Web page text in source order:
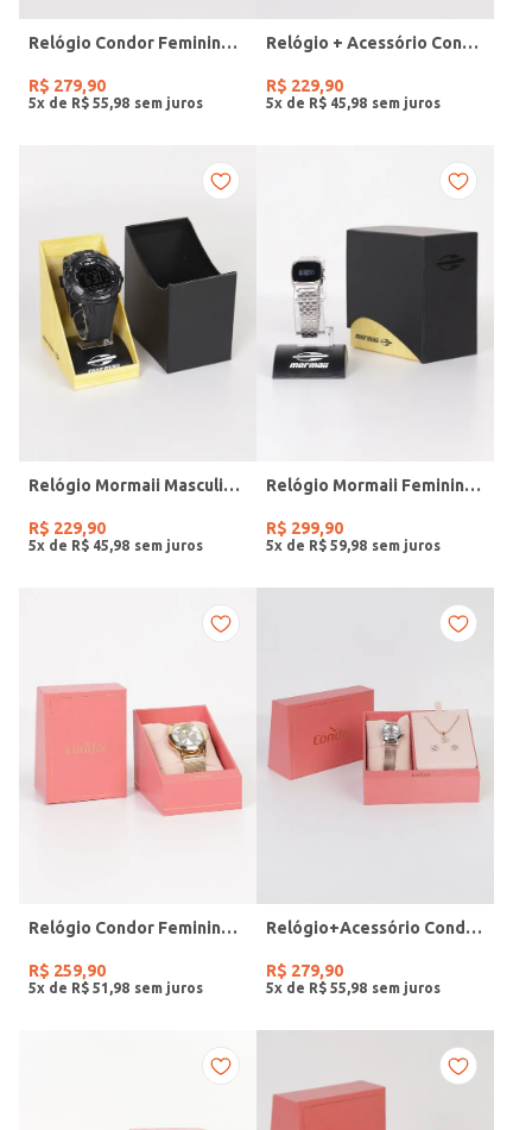
Relógio Condor Feminino DOURADO
R$ 279,90
5x de R$ 55 98
Relógio + Acessório Condor Feminino PRATA
R$ 229,90
5x de R$ 45 98
Relógio Mormaii Masculino PRETO
R$ 229,90
5x de R$ 45 98
Relógio Mormaii Feminino PRATA
R$ 299,90
5x de R$ 59 98
Relógio Condor Feminino DOURADO
R$ 259,90
5x de R$ 51 98
Relógio+Acessório Condor Feminino ROSE
R$ 279,90
5x de R$ 55 98